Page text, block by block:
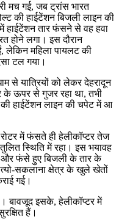
मच गई, जब ट्रांस भारत
की हाईटेंशन बिजली लाइन की
हाईटेंशन तार फंसने से वह हवा
होने लगा। इस दौरान
लेकिन महिला पायलट की
टल गया।
से यात्रियों को लेकर देहरादून
के ऊपर से गुजर रहा था, तभी
हाईटेंशन लाइन की चपेट में आ
रोटर में फंसते ही हेलीकॉप्टर तेज
स्थिति में रहा। इस भयावह
और फंसे हुए बिजली के तार के
सकलाना क्षेत्र के खुले खेतों
गई।
बावजूद इसके, हेलीकॉप्टर में
हैं।